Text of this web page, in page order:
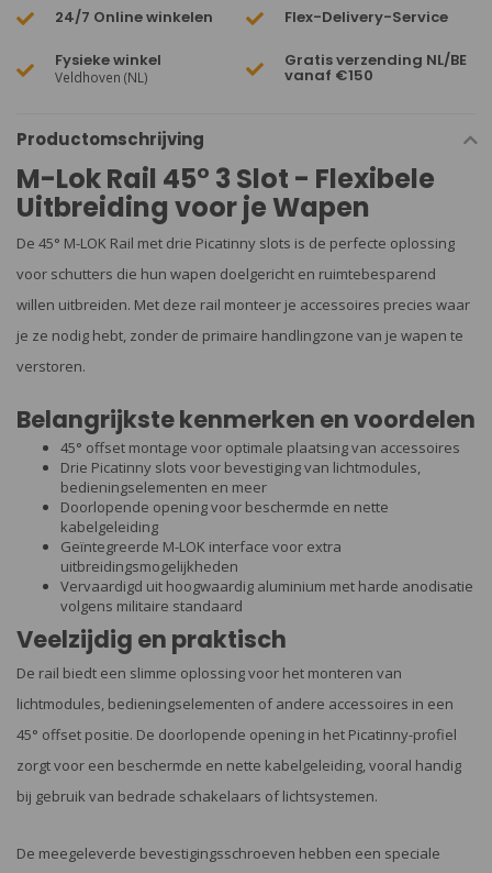
24/7 Online winkelen Flex-Delivery-Service
Fysieke winkel
Veldhoven (NL)
Gratis verzending NL/BE
vanaf €150
Productomschrijving
M-Lok Rail 45° 3 Slot - Flexibele
Uitbreiding voor je Wapen
De 45° M-LOK Rail met drie Picatinny slots is de perfecte oplossing
voor schutters die hun wapen doelgericht en ruimtebesparend
willen uitbreiden. Met deze rail monteer je accessoires precies waar
je ze nodig hebt, zonder de primaire handlingzone van je wapen te
verstoren.
Belangrijkste kenmerken en voordelen
45° offset montage voor optimale plaatsing van accessoires
Drie Picatinny slots voor bevestiging van lichtmodules,
bedieningselementen en meer
Doorlopende opening voor beschermde en nette
kabelgeleiding
Geïntegreerde M-LOK interface voor extra
uitbreidingsmogelijkheden
Vervaardigd uit hoogwaardig aluminium met harde anodisatie
volgens militaire standaard
Veelzijdig en praktisch
De rail biedt een slimme oplossing voor het monteren van
lichtmodules, bedieningselementen of andere accessoires in een
45° offset positie. De doorlopende opening in het Picatinny-profiel
zorgt voor een beschermde en nette kabelgeleiding, vooral handig
bij gebruik van bedrade schakelaars of lichtsystemen.
De meegeleverde bevestigingsschroeven hebben een speciale